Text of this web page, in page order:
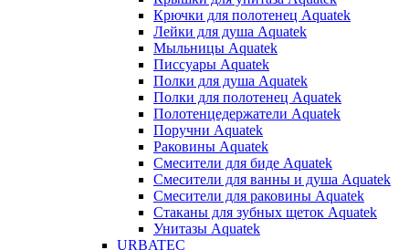
Крючки для полотенец Aquatek
Лейки для душа Aquatek
Мыльницы Aquatek
Писсуары Aquatek
Полки для душа Aquatek
Полки для полотенец Aquatek
Полотенцедержатели Aquatek
Поручни Aquatek
Раковины Aquatek
Смесители для биде Aquatek
Смесители для ванны и душа Aquatek
Смесители для раковины Aquatek
Стаканы для зубных щеток Aquatek
Унитазы Aquatek
URBATEC